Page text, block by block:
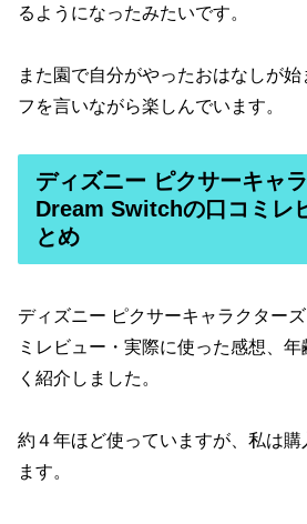
るようになったみたいです。
また園で自分がやったおはなしが
フを言いながら楽しんでいます。
ディズニー ピクサーキャ
Dream Switchの口コミレ
とめ
ディズニー ピクサーキャラクター
ミレビュー・実際に使った感想、
く紹介しました。
約４年ほど使っていますが、私は
ます。